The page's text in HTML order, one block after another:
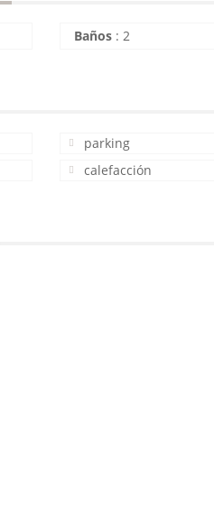
Baños : 2
parking
calefacción